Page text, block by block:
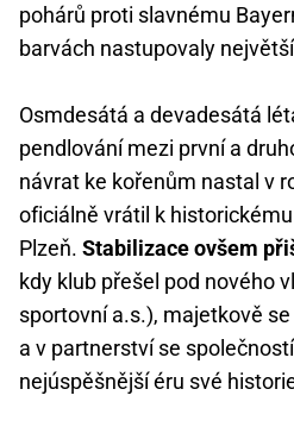
pohárů proti slavnému
barvách nastupovaly
Osmdesátá a devadesátá
pendlování mezi první a
návrat ke kořenům nastal v
oficiálně vrátil k
Plzeň. Stabilizace ovšem
kdy klub přešel pod nového
sportovní a.s.), majetkově
a v partnerství se
nejúspěšnější éru své